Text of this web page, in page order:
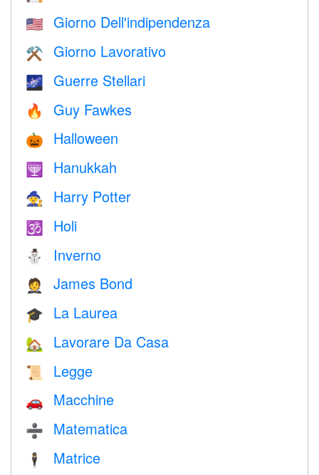
🇺🇸 Giorno Dell'indipendenza
⚒️ Giorno Lavorativo
🌌 Guerre Stellari
🔥 Guy Fawkes
🎃 Halloween
🕎 Hanukkah
🧙 Harry Potter
🕉 Holi
⛄ Inverno
🤵 James Bond
🎓 La Laurea
🏡 Lavorare Da Casa
📜 Legge
🚗 Macchine
➗ Matematica
🕴️ Matrice